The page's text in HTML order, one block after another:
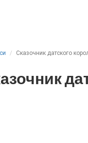
Сказочник датского